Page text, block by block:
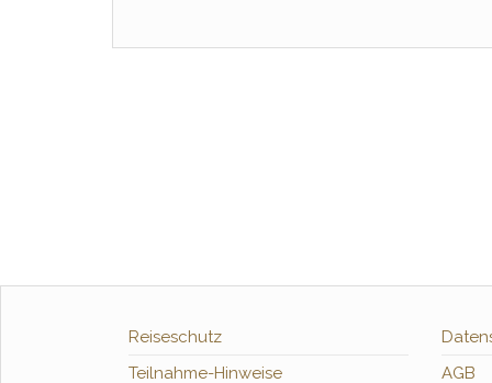
Reiseschutz
Teilnahme-Hinweise
AGB